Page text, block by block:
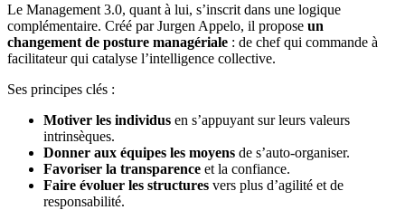
Le Management 3.0, quant à lui, s’inscrit dans une logique
complémentaire. Créé par Jurgen Appelo, il propose un
changement de posture managériale : de chef qui commande à
facilitateur qui catalyse l’intelligence collective.
Ses principes clés :
Motiver les individus en s’appuyant sur leurs valeurs
intrinsèques.
Donner aux équipes les moyens de s’auto-organiser.
Favoriser la transparence et la confiance.
Faire évoluer les structures vers plus d’agilité et de
responsabilité.